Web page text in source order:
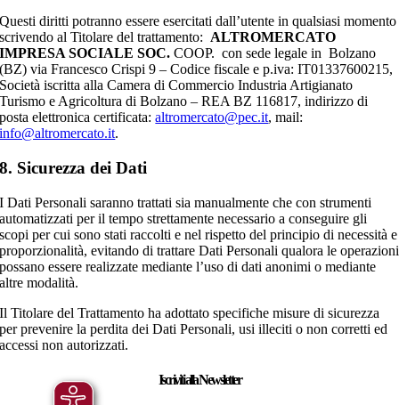
Questi diritti potranno essere esercitati dall’utente in qualsiasi momento
scrivendo al Titolare del trattamento: ALTROMERCATO
IMPRESA SOCIALE SOC. COOP. con sede legale in Bolzano
(BZ) via Francesco Crispi 9 – Codice fiscale e p.iva: IT01337600215,
Società iscritta alla Camera di Commercio Industria Artigianato
Turismo e Agricoltura di Bolzano – REA BZ 116817, indirizzo di
posta elettronica certificata:altromercato@pec.it, mail:
info@altromercato.it.
8. Sicurezza dei Dati
I Dati Personali saranno trattati sia manualmente che con strumenti
automatizzati per il tempo strettamente necessario a conseguire gli
scopi per cui sono stati raccolti e nel rispetto del principio di necessità e
proporzionalità, evitando di trattare Dati Personali qualora le operazioni
possano essere realizzate mediante l’uso di dati anonimi o mediante
altre modalità.
Il Titolare del Trattamento ha adottato specifiche misure di sicurezza
per prevenire la perdita dei Dati Personali, usi illeciti o non corretti ed
accessi non autorizzati.
Iscriviti alla Newsletter